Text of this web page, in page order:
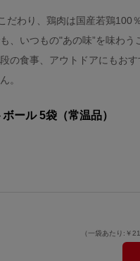
わり、鶏肉は国産若鶏100
、いつもの"あの味”を味わう
の食事、アウトドアにもお
。
ール 5袋（常温品）
（一袋あたり:￥